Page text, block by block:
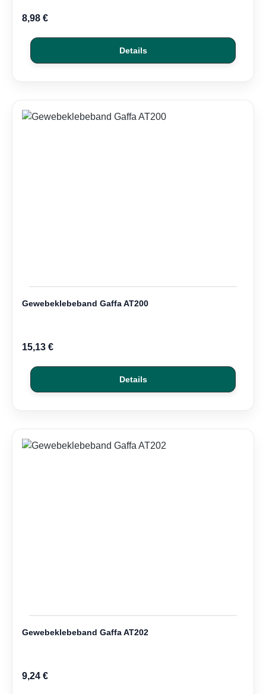
8,98 €
Details
Gewebeklebeband Gaffa AT200
15,13 €
Details
Gewebeklebeband Gaffa AT202
9,24 €